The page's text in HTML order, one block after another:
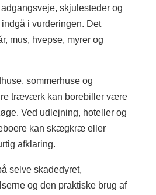
skjulesteder og
i vurderingen. Det
mus, hvepse, myrer og
sommerhuse og
træværk kan borebiller være
Ved udlejning, hoteller og
kan skægkræ eller
afklaring.
selve skadedyret,
og den praktiske brug af